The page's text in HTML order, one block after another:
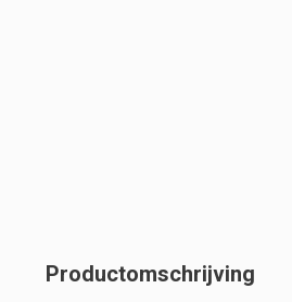
Productomschrijving